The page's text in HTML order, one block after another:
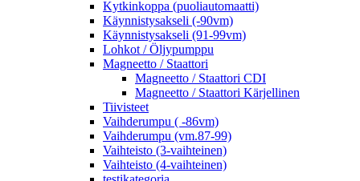
Kytkinkoppa (puoliautomaatti)
Käynnistysakseli (-90vm)
Käynnistysakseli (91-99vm)
Lohkot / Öljypumppu
Magneetto / Staattori
Magneetto / Staattori CDI
Magneetto / Staattori Kärjellinen
Tiivisteet
Vaihderumpu ( -86vm)
Vaihderumpu (vm.87-99)
Vaihteisto (3-vaihteinen)
Vaihteisto (4-vaihteinen)